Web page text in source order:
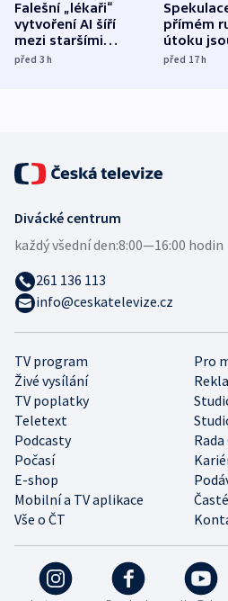
Falešní „lékaři“
vytvoření AI šíří
mezi staršími
Poláky nebezpečné
před 3h
přímém
útoku
míní
před 17h
TV program
Pro
Živé vysílání
TV poplatky
Teletext
Podcasty
Rada
Počasí
E-shop
Mobilní a TV aplikace
Vše o ČT
Divácké centrum
každý všední den:8:00—16:00 hodin
261 136 113
info@ceskatelevize.cz